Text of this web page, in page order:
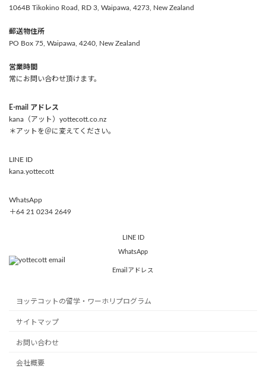
1064B Tikokino Road, RD 3, Waipawa, 4273, New Zealand
郵送物住所
PO Box 75, Waipawa, 4240, New Zealand
営業時間
常にお問い合わせ頂けます。
E-mail アドレス
kana（アット）yottecott.co.nz
＊アットを＠に変えてください。
LINE ID
kana.yottecott
WhatsApp
＋64 21 0234 2649
LINE ID
WhatsApp
Emailアドレス
ヨッテコットの留学・ワーホリプログラム
サイトマップ
お問い合わせ
会社概要